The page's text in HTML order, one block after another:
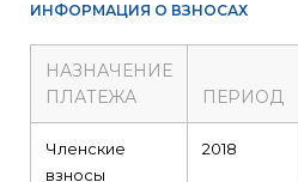
ИНФОРМАЦИЯ О ВЗНОСАХ
НАЗНАЧЕНИЕ
ПЛАТЕЖА
ПЕРИОД
Членские
взносы
2018